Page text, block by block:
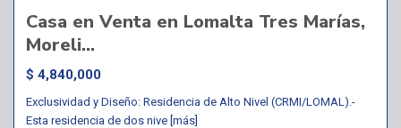
Casa en Venta en Lomalta Tres Marías,
Moreli...
$ 4,840,000
Exclusividad y Diseño: Residencia de Alto Nivel (CRMI/LOMAL).-
Esta residencia de dos nive [más]